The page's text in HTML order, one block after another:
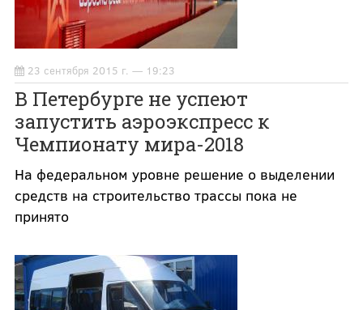
23 сентября 2015 г. — 19:23
В Петербурге не успеют
запустить аэроэкспресс к
Чемпионату мира-2018
На федеральном уровне решение о выделении
средств на строительство трассы пока не
принято